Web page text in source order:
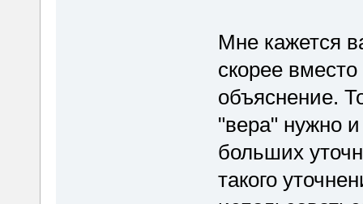
Мне кажется
скорее
объяснение.
"вера" нужно
больших
такого